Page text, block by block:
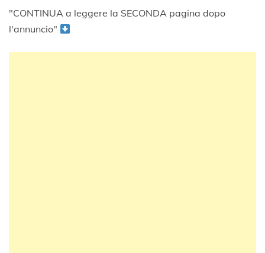
"CONTINUA a leggere la SECONDA pagina dopo
l'annuncio"